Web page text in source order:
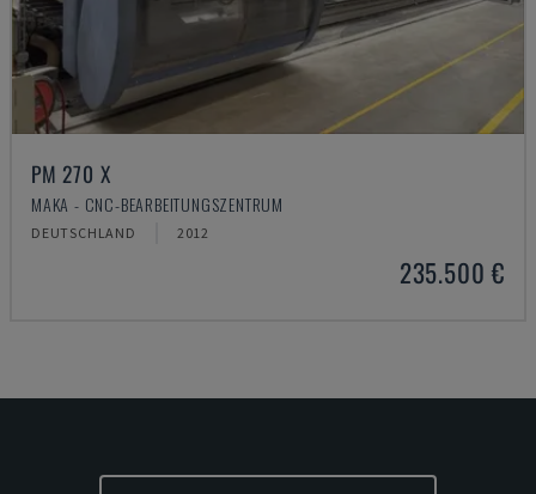
PM 270 X
MAKA - CNC-BEARBEITUNGSZENTRUM
DEUTSCHLAND 2012
235.500 €